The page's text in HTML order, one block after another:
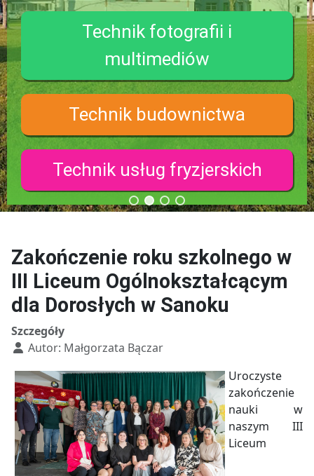
Technik fotografii i
multimediów
Technik budownictwa
Technik usług fryzjerskich
Zakończenie roku szkolnego w
III Liceum Ogólnokształcącym
dla Dorosłych w Sanoku
Szczegóły
Autor: Małgorzata Bączar
Uroczyste
zakończenie
nauki w
naszym III
Liceum